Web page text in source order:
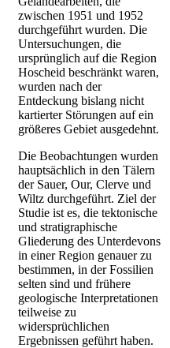
zwischen 1951 und 1952
durchgeführt wurden. Die
Untersuchungen, die
ursprünglich auf die Region
Hoscheid beschränkt waren,
wurden nach der
Entdeckung bislang nicht
kartierter Störungen auf ein
größeres Gebiet ausgedehnt.
Die Beobachtungen wurden
hauptsächlich in den Tälern
der Sauer, Our, Clerve und
Wiltz durchgeführt. Ziel der
Studie ist es, die tektonische
und stratigraphische
Gliederung des Unterdevons
in einer Region genauer zu
bestimmen, in der Fossilien
selten sind und frühere
geologische Interpretationen
teilweise zu
widersprüchlichen
Ergebnissen geführt haben.